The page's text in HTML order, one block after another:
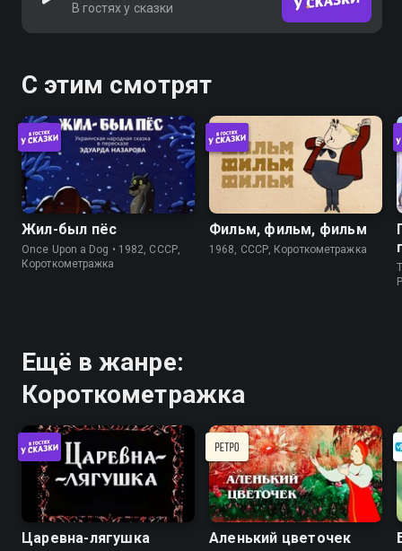
В гостях у сказки
С этим смотрят
Жил-был пёс
Once Upon a Dog • 1982, СССР,
Короткометражка
Фильм, фильм, фильм
1968, СССР, Короткометражка
Ещё в жанре:
Короткометражка
Царевна-лягушка Аленький цветочек